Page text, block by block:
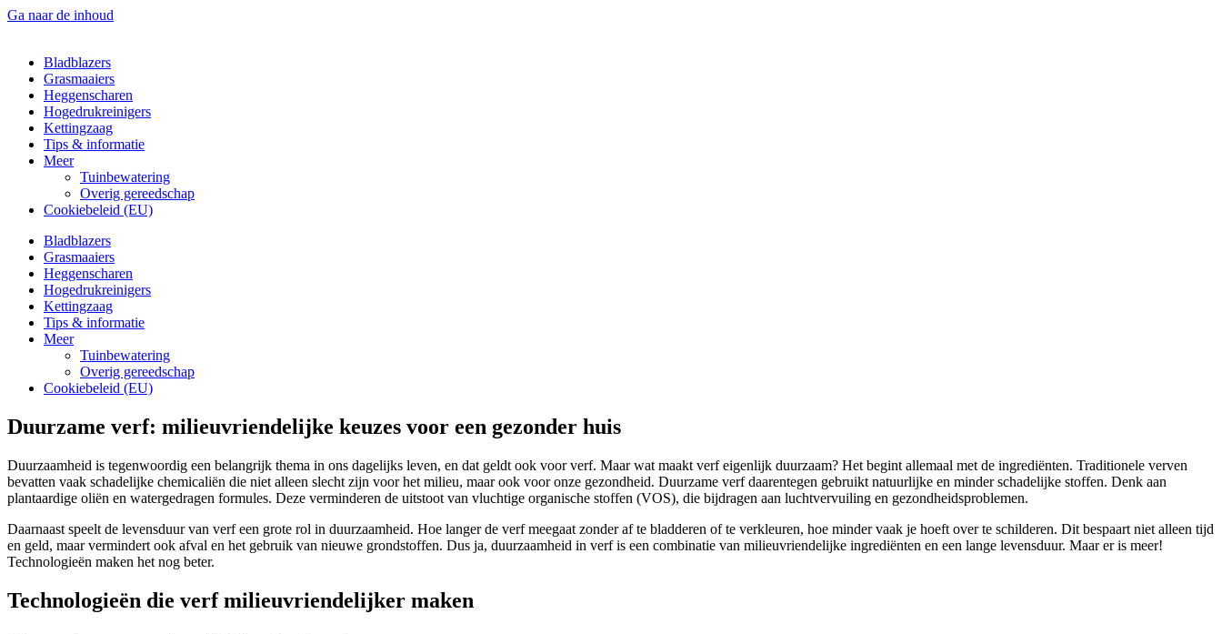
Ga naar de inhoud
Bladblazers
Grasmaaiers
Heggenscharen
Hogedrukreinigers
Kettingzaag
Tips & informatie
Meer
Tuinbewatering
Overig gereedschap
Cookiebeleid (EU)
Bladblazers
Grasmaaiers
Heggenscharen
Hogedrukreinigers
Kettingzaag
Tips & informatie
Meer
Tuinbewatering
Overig gereedschap
Cookiebeleid (EU)
Duurzame verf: milieuvriendelijke keuzes voor een gezonder huis
Duurzaamheid is tegenwoordig een belangrijk thema in ons dagelijks leven, en dat geldt ook voor verf. Maar wat maakt verf eigenlijk duurzaam? Het begint allemaal met de ingrediënten. Traditionele verven
bevatten vaak schadelijke chemicaliën die niet alleen slecht zijn voor het milieu, maar ook voor onze gezondheid. Duurzame verf daarentegen gebruikt natuurlijke en minder schadelijke stoffen. Denk aan
plantaardige oliën en watergedragen formules. Deze verminderen de uitstoot van vluchtige organische stoffen (VOS), die bijdragen aan luchtvervuiling en gezondheidsproblemen.
Daarnaast speelt de levensduur van verf een grote rol in duurzaamheid. Hoe langer de verf meegaat zonder af te bladderen of te verkleuren, hoe minder vaak je hoeft over te schilderen. Dit bespaart niet alleen tijd
en geld, maar vermindert ook afval en het gebruik van nieuwe grondstoffen. Dus ja, duurzaamheid in verf is een combinatie van milieuvriendelijke ingrediënten en een lange levensduur. Maar er is meer!
Technologieën maken het nog beter.
Technologieën die verf milieuvriendelijker maken